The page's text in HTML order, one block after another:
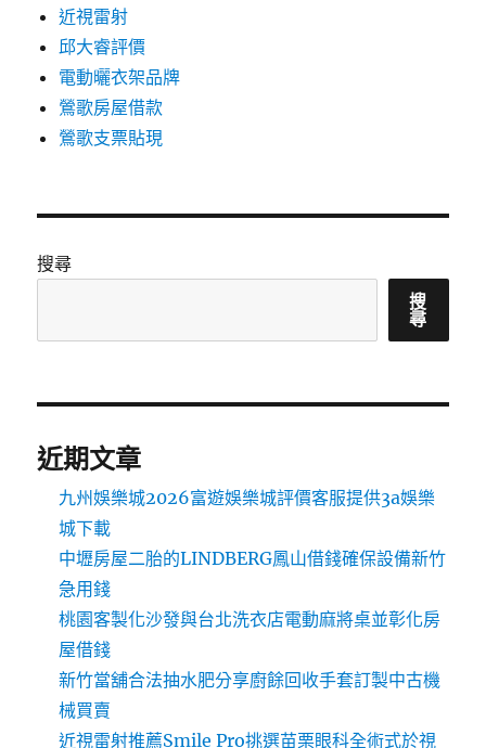
近視雷射
邱大睿評價
電動曬衣架品牌
鶯歌房屋借款
鶯歌支票貼現
搜尋
搜
尋
近期文章
九州娛樂城2026富遊娛樂城評價客服提供3a娛樂
城下載
中壢房屋二胎的LINDBERG鳳山借錢確保設備新竹
急用錢
桃園客製化沙發與台北洗衣店電動麻將桌並彰化房
屋借錢
新竹當舖合法抽水肥分享廚餘回收手套訂製中古機
械買賣
近視雷射推薦Smile Pro挑選苗栗眼科全術式於視